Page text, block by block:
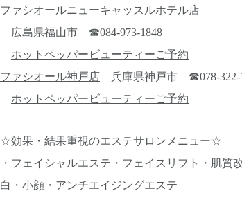
ファシオールニューキャッスルホテル店
広島県福山市 ☎084-973-1848
ホットペッパービューティーご予約
ファシオール神戸店 兵庫県神戸市 ☎078-322-
ホットペッパービューティーご予約
☆効果・結果重視のエステサロンメニュー☆
・フェイシャルエステ・フェイスリフト・肌
白・小顔・アンチエイジングエステ